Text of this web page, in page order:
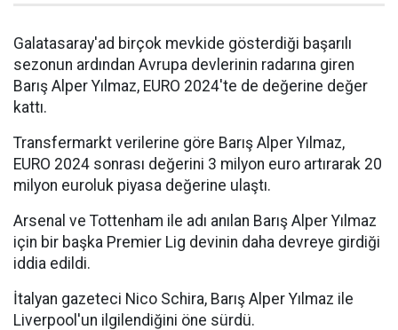
Galatasaray'ad birçok mevkide gösterdiği başarılı
sezonun ardından Avrupa devlerinin radarına giren
Barış Alper Yılmaz, EURO 2024'te de değerine değer
kattı.
Transfermarkt verilerine göre Barış Alper Yılmaz,
EURO 2024 sonrası değerini 3 milyon euro artırarak 20
milyon euroluk piyasa değerine ulaştı.
Arsenal ve Tottenham ile adı anılan Barış Alper Yılmaz
için bir başka Premier Lig devinin daha devreye girdiği
iddia edildi.
İtalyan gazeteci Nico Schira, Barış Alper Yılmaz ile
Liverpool'un ilgilendiğini öne sürdü.